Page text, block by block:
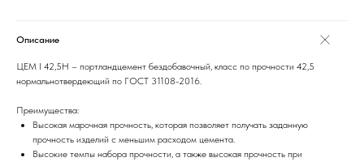
Описание
ЦЕМ I 42,5Н – портландцемент бездобавочный, класс по прочности 42,5
нормальнотвердеющий по ГОСТ 31108-2016.
Преимущества:
Высокая марочная прочность, которая позволяет получать заданную
прочность изделий с меньшим расходом цемента.
Высокие темпы набора прочности, а также высокая прочность при